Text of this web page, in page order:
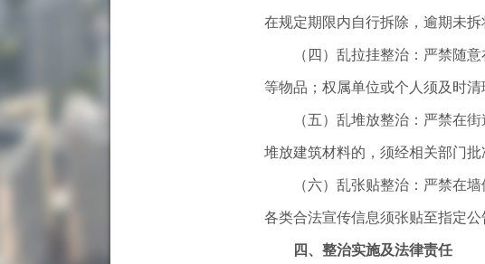
在规定期限内自行拆除，逾期未拆
（四）乱拉挂整治：严禁随意
等物品；权属单位或个人须及时
（五）乱堆放整治：严禁在街
堆放建筑材料的，须经相关部门
（六）乱张贴整治：严禁在墙
各类合法宣传信息须张贴至指定公
四、整治实施及法律责任